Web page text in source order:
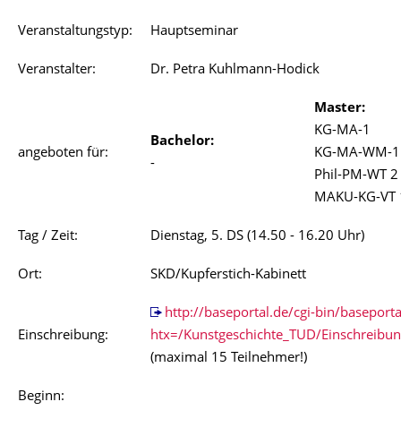
Veranstaltungstyp: Hauptseminar
Veranstalter: Dr. Petra Kuhlmann-Hodick
angeboten für:
Bachelor:
-
Master:
KG-MA-1
KG-MA-WM-1
Phil-PM-WT 2
MAKU-KG-VT
Tag / Zeit: Dienstag, 5. DS (14.50 - 16.20 Uhr)
Ort: SKD/Kupferstich-Kabinett
Einschreibung:
http://baseportal.de/cgi-bin/
htx=/Kunstgeschichte_TUD/
(maximal 15 Teilnehmer!)
Beginn: